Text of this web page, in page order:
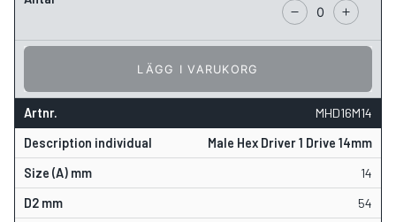
LÄGG I VARUKORG
MHD16M14
Male Hex Driver 1 Drive 14mm
14
54